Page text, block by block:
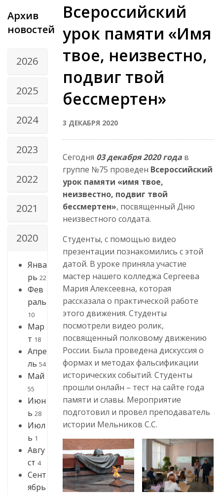
Архив
новостей
2026
2025
2024
2023
2022
2021
2020
Янва
рь 22
Фев
раль
10
Мар
т 18
Апре
ль 54
Май
55
Июн
ь 28
Июл
ь 1
Авгу
ст 4
Сент
ябрь
Всероссийский
урок памяти «Имя
твое, неизвестно,
подвиг твой
бессмертен»
3 ДЕКАБРЯ 2020
Сегодня 03 декабря 2020 года в
группе №75 проведен Всероссийский
урок памяти «имя твое,
неизвестно, подвиг твой
бессмертен», посвященный Дню
неизвестного солдата.
Студенты, с помощью видео
презентации познакомились с этой
датой. В уроке приняла участие
мастер нашего колледжа Сергеева
Мария Алексеевна, которая
рассказала о практической работе
этого движения. Студенты
посмотрели видео ролик,
посвященный полковому движению
России. Была проведена дискуссия о
формах и методах фальсификации
исторических событий. Студенты
прошли онлайн – тест на сайте года
памяти и славы. Мероприятие
подготовил и провел преподаватель
истории Мельников С.С.